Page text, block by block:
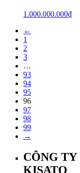
1.000.000.000₫
←
1
2
3
…
93
94
95
96
97
98
99
→
CÔNG
KISATO